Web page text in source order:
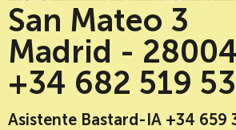
San Mateo 3
Madrid - 28004
+34 682 519
Asistente Bastard-IA +34 659